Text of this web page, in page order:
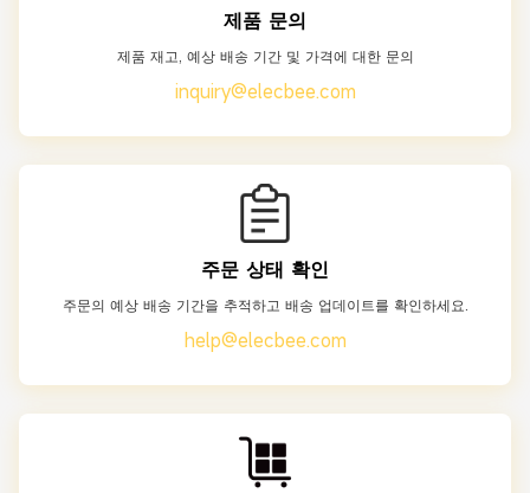
제품 문의
제품 재고, 예상 배송 기간 및 가격에 대한 문의
inquiry@elecbee.com
주문 상태 확인
주문의 예상 배송 기간을 추적하고 배송 업데이트를 확인하세요.
help@elecbee.com